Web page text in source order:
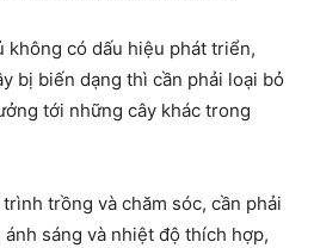
không có dấu hiệu phát triển,
bị biến dạng thì cần phải loại bỏ
tới những cây khác trong
trồng và chăm sóc, cần phải
sáng và nhiệt độ thích hợp,